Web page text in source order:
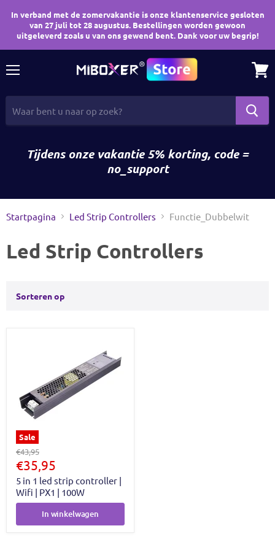
In verband met de zomervakantie is onze klantenservice gesloten
van 27 juli tot 28 augustus. Bestellingen worden gewoon
uitgeleverd zoals u van ons gewend bent. Dank voor uw begrip!
Tijdens onze vakantie 5% korting, code =
no_support
Startpagina Led Strip Controllers Functie_Dubbelwit
Led Strip Controllers
Sorteren op
Sale
Oorspronkelijke
prijs
€43,95
Huidige
prijs
€35,95
5 in 1 led strip controller |
Wifi | PX1 | 100W
In winkelwagen